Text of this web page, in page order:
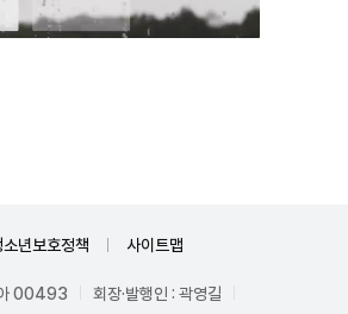
소년보호정책 사이트맵
아 00493
회장·발행인 : 곽영길